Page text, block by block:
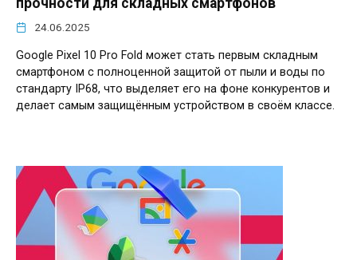
24.06.2025
Google Pixel 10 Pro Fold может стать первым складным
смартфоном с полноценной защитой от пыли и воды по
стандарту IP68, что выделяет его на фоне конкурентов и
делает самым защищённым устройством в своём классе.